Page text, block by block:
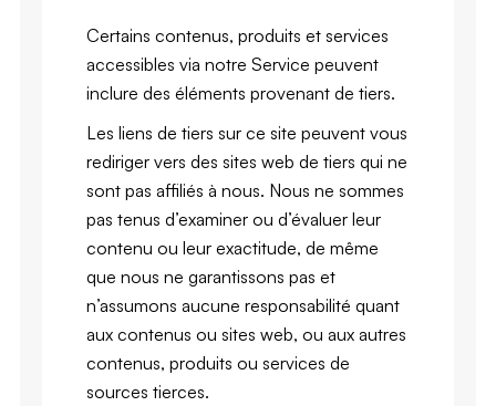
Certains contenus, produits et services
accessibles via notre Service peuvent
inclure des éléments provenant de tiers.
Les liens de tiers sur ce site peuvent vous
rediriger vers des sites web de tiers qui ne
sont pas affiliés à nous. Nous ne sommes
pas tenus d’examiner ou d’évaluer leur
contenu ou leur exactitude, de même
que nous ne garantissons pas et
n’assumons aucune responsabilité quant
aux contenus ou sites web, ou aux autres
contenus, produits ou services de
sources tierces.